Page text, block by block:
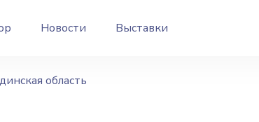
Новости Выставки
область